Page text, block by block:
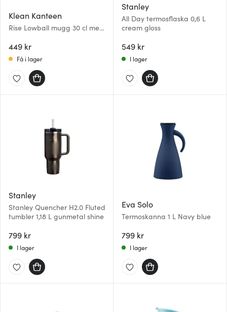
Klean Kanteen
Rise Lowball mugg 30 cl med
449 kr
Få i lager
Stanley
All Day termosflaska 0,6 L
cream gloss
549 kr
I lager
Stanley
Stanley Quencher H2.0 Fluted
tumbler 1,18 L gunmetal shine
799 kr
I lager
Eva Solo
Termoskanna 1 L Navy blue
799 kr
I lager